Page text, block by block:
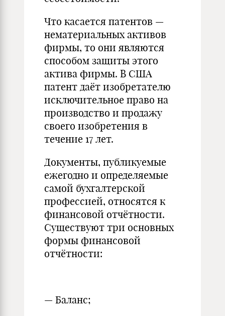
Что касается патентов —
нематериальных активов
фирмы, то они являются
способом защиты этого
актива фирмы. В США
патент даёт изобретателю
исключительное право на
производство и продажу
своего изобретения в
течение 17 лет.
Документы, публикуемые
ежегодно и определяемые
самой бухгалтерской
профессией, относятся к
финансовой отчётности.
Существуют три основных
формы финансовой
отчётности:
— Баланс;